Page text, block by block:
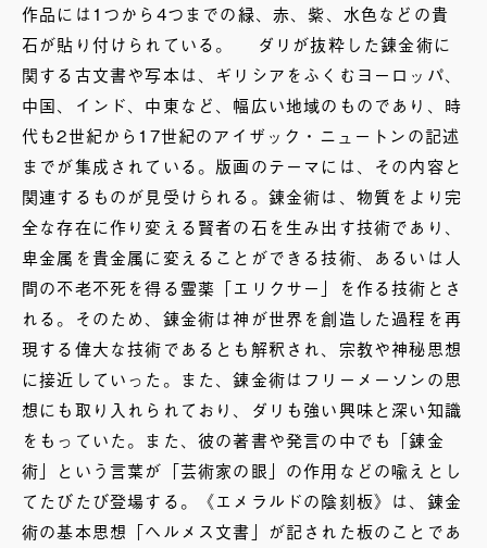
作品には1つから4つまでの緑、赤、紫、水色などの貴
石が貼り付けられている。 ダリが抜粋した錬金術に
関する古文書や写本は、ギリシアをふくむヨーロッパ、
中国、インド、中東など、幅広い地域のものであり、時
代も2世紀から17世紀のアイザック・ニュートンの記述
までが集成されている。版画のテーマには、その内容と
関連するものが見受けられる。錬金術は、物質をより完
全な存在に作り変える賢者の石を生み出す技術であり、
卑金属を貴金属に変えることができる技術、あるいは人
間の不老不死を得る霊薬「エリクサー」を作る技術とさ
れる。そのため、錬金術は神が世界を創造した過程を再
現する偉大な技術であるとも解釈され、宗教や神秘思想
に接近していった。また、錬金術はフリーメーソンの思
想にも取り入れられており、ダリも強い興味と深い知識
をもっていた。また、彼の著書や発言の中でも「錬金
術」という言葉が「芸術家の眼」の作用などの喩えとし
てたびたび登場する。《エメラルドの陰刻板》は、錬金
術の基本思想「ヘルメス文書」が記された板のことであ